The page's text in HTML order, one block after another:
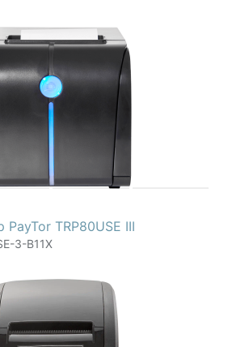
TRP80USE III
3-B11X